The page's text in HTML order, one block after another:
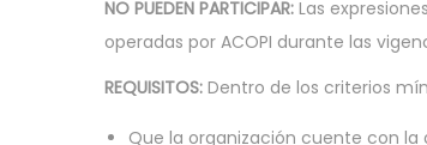
NO PUEDEN PARTICIPAR: Las
operadas por ACOPI durante las
REQUISITOS: Dentro de los criterios
Que la organización cuente con